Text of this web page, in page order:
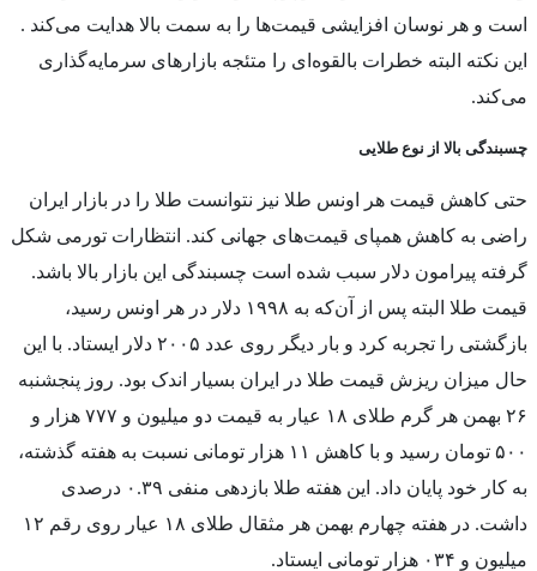
است و هر نوسان افزایشی قیمت‌ها را به سمت بالا هدایت می‌کند .
این نکته البته خطرات بالقوه‌ای را متئجه بازارهای سرمایه‌گذاری
می‌کند.
چسبندگی بالا از نوع طلایی
حتی کاهش قیمت هر اونس طلا نیز نتوانست طلا را در بازار ایران
راضی به کاهش همپای قیمت‌های جهانی کند. انتظارات تورمی شکل
گرفته پیرامون دلار سبب شده است چسبندگی این بازار بالا باشد.
قیمت طلا البته پس از آن‌که به ۱۹۹۸ دلار در هر اونس رسید،
بازگشتی را تجربه کرد و بار دیگر روی عدد ۲۰۰۵ دلار ایستاد. با این
حال میزان ریزش قیمت طلا در ایران بسیار اندک بود. روز پنجشنبه
۲۶ بهمن هر گرم طلای ۱۸ عیار به قیمت دو میلیون و ۷۷۷ هزار و
۵۰۰ تومان رسید و با کاهش ۱۱ هزار تومانی نسبت به هفته گذشته،
به کار خود پایان داد. این هفته طلا بازدهی منفی ۰.۳۹ درصدی
داشت. در هفته چهارم بهمن هر مثقال طلای ۱۸ عیار روی رقم ۱۲
میلیون و ۰۳۴ هزار تومانی ایستاد.